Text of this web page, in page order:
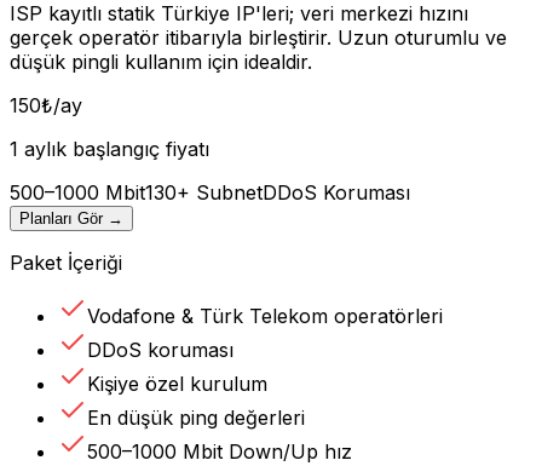
ISP kayıtlı statik Türkiye IP'leri; veri merkezi hızını
gerçek operatör itibarıyla birleştirir. Uzun oturumlu ve
düşük pingli kullanım için idealdir.
150₺/ay
1 aylık başlangıç fiyatı
500–1000 Mbit130+ SubnetDDoS Koruması
Planları Gör →
Paket İçeriği
Vodafone & Türk Telekom operatörleri
DDoS koruması
Kişiye özel kurulum
En düşük ping değerleri
500–1000 Mbit Down/Up hız